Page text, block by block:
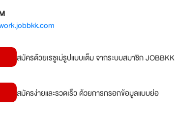
สมัครด้วยเรซูเม่รูปแบบเต็ม จากระบบสมาชิก JOBBKK
สมัครง่ายและรวดเร็ว ด้วยการกรอกข้อมูลแบบย่อ